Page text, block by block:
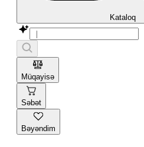
Kataloq
Müqayisə
Səbət
Bəyəndim